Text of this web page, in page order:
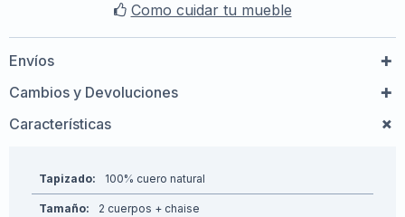
Como cuidar tu mueble
Envíos
Cambios y Devoluciones
Características
Tapizado 100% cuero natural
Tamaño 2 cuerpos + chaise